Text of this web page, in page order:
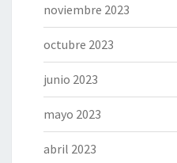
noviembre 2023
octubre 2023
junio 2023
mayo 2023
abril 2023